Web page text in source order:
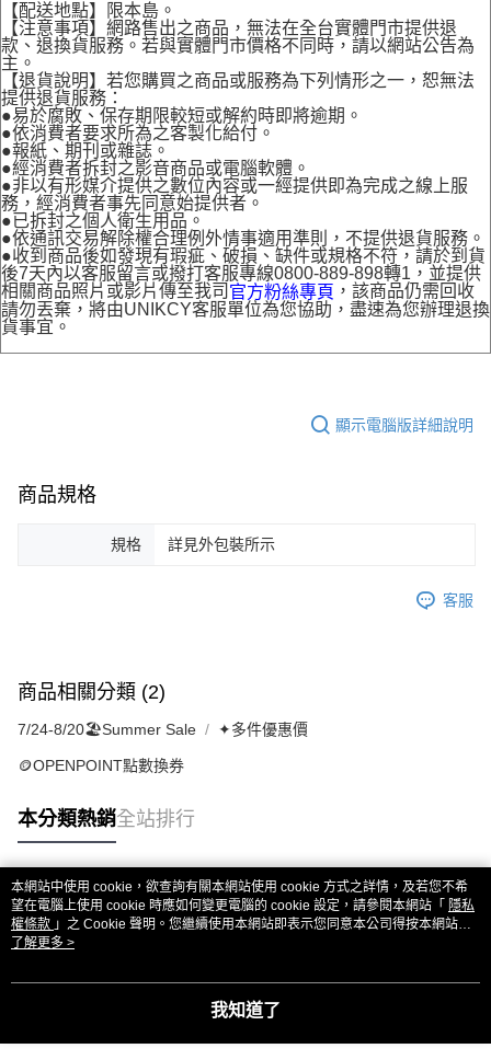
【配送地點】限本島。
【注意事項】網路售出之商品，無法在全台實體門市提供退
款、退換貨服務。若與實體門市價格不同時，請以網站公告為
主。
【退貨說明】若您購買之商品或服務為下列情形之一，恕無法
提供退貨服務：
●易於腐敗、保存期限較短或解約時即將逾期。
●依消費者要求所為之客製化給付。
●報紙、期刊或雜誌。
●經消費者拆封之影音商品或電腦軟體。
●非以有形媒介提供之數位內容或一經提供即為完成之線上服
務，經消費者事先同意始提供者。
●已拆封之個人衛生用品。
●依通訊交易解除權合理例外情事適用準則，不提供退貨服務。
●收到商品後如發現有瑕疵、破損、缺件或規格不符，請於到貨
後7天內以客服留言或撥打客服專線0800-889-898轉1，並提供
相關商品照片或影片傳至我司 官方粉絲專頁 ，該商品仍需回收
請勿丟棄，將由UNIKCY客服單位為您協助，盡速為您辦理退換
貨事宜。
顯示電腦版詳細說明
商品規格
規格 詳見外包裝所示
客服
商品相關分類 (2)
7/24-8/20🏖️Summer Sale ✦多件優惠價
🪙OPENPOINT點數換券
本分類熱銷全站排行
熱門標籤
本網站中使用 cookie，欲查詢有關本網站使用 cookie 方式之詳情，及若您不希
望在電腦上使用 cookie 時應如何變更電腦的 cookie 設定，請參閱本網站「 隱私
權條款 」之 Cookie 聲明。您繼續使用本網站即表示您同意本公司得按本網站使
用條款之 Cookie 聲明使用 cookie。
了解更多 >
我知道了